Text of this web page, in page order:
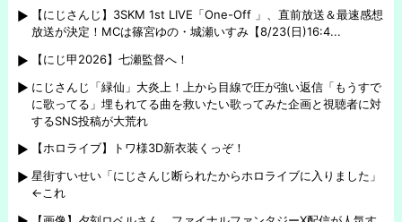
【にじさんじ】3SKM 1st LIVE「One-Off 」、直前放送＆最速感想
放送が決定！MCは篠宮ゆの・城瀬いすみ【8/23(日)16:4...
【にじ甲2026】七瀬監督へ！
にじさんじ「緑仙」大炎上！上から目線で圧が強い返信「もうすで
に歌ってる」埋もれてる曲を救いたい歌ってみた企画と視聴者に対
するSNS投稿が大荒れ
【ホロライブ】トワ様3D新衣装くっぞ！
星街すいせい「にじさんじ断られたからホロライブに入りました」
←これ